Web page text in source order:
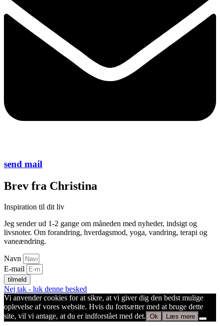
send mail
Brev fra Christina
Inspiration til dit liv
Jeg sender ud 1-2 gange om måneden med nyheder, indsigt og
livsnoter. Om forandring, hverdagsmod, yoga, vandring, terapi og
vaneændring.
Navn
E-mail
tilmeld
Nej tak - luk denne besked
Vi anvender cookies for at sikre, at vi giver dig den bedst mulige
oplevelse af vores website. Hvis du fortsætter med at bruge dette
site, vil vi antage, at du er indforstået med det. Ok Læs mere